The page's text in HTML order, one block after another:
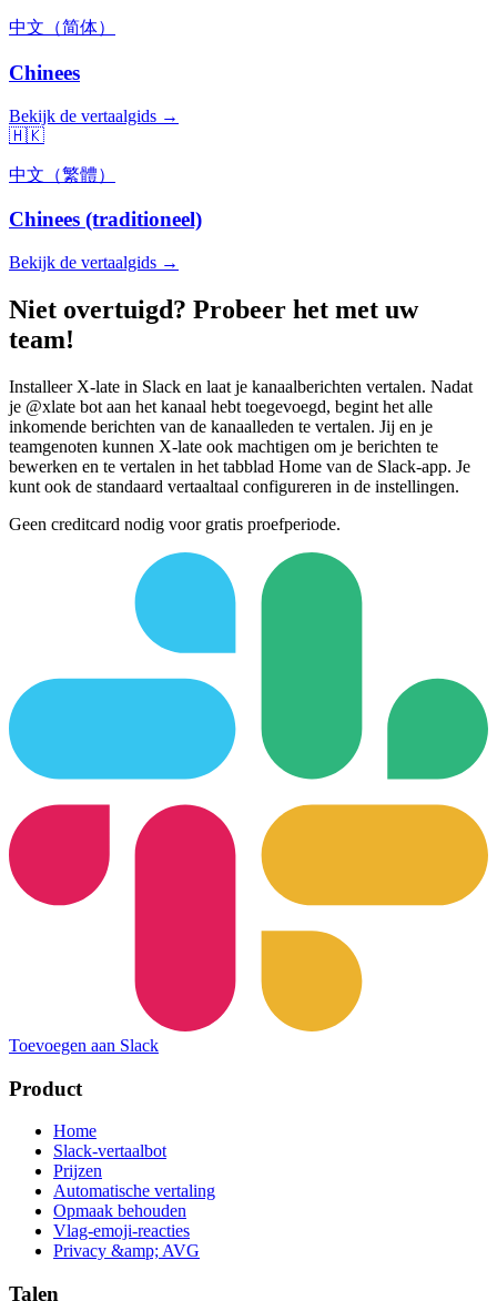
中文（简体）
Chinees
Bekijk de vertaalgids →
🇭🇰
中文（繁體）
Chinees (traditioneel)
Bekijk de vertaalgids →
Niet overtuigd? Probeer het met uw
team!
Installeer X-late in Slack en laat je kanaalberichten vertalen. Nadat
je @xlate bot aan het kanaal hebt toegevoegd, begint het alle
inkomende berichten van de kanaalleden te vertalen. Jij en je
teamgenoten kunnen X-late ook machtigen om je berichten te
bewerken en te vertalen in het tabblad Home van de Slack-app. Je
kunt ook de standaard vertaaltaal configureren in de instellingen.
Geen creditcard nodig voor gratis proefperiode.
Toevoegen aan Slack
Product
Home
Slack-vertaalbot
Prijzen
Automatische vertaling
Opmaak behouden
Vlag-emoji-reacties
Privacy &amp; AVG
Talen